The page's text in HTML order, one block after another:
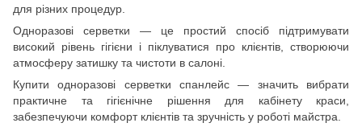
для різних процедур.
Одноразові серветки — це простий спосіб підтримувати
високий рівень гігієни і піклуватися про клієнтів, створюючи
атмосферу затишку та чистоти в салоні.
Купити одноразові серветки спанлейс — значить вибрати
практичне та гігієнічне рішення для кабінету краси,
забезпечуючи комфорт клієнтів та зручність у роботі майстра.